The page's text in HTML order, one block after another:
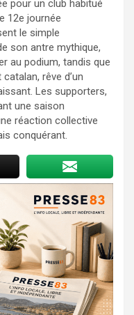
pour un club habitué
12e journée
le simple
son antre mythique,
au podium, tandis que
rêve d’un
Les supporters,
une saison
réaction collective
conquérant.